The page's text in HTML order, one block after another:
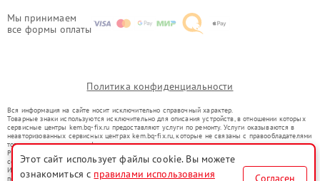
Мы принимаем
все формы оплаты
Политика конфиденциальности
Вся информация на сайте носит исключительно справочный характер.
Товарные знаки используются исключительно для описания устройств, в отношении которых
сервисные центры kem.bq-fix.ru предоставляют услуги по ремонту. Услуги оказываются в
неавторизованных сервисных центрах kem.bq-fix.ru, которые не связаны с правообладателями
товарных знаков или их официальными представителями.
Ремонт осуществляется для устройств, уже введенных в гражданский оборот в соответствии
со статьей 1487 ГК РФ.
Использование товарных знаков не преследует цели индивидуализации услуг или введения
потребителей в заблуждение, а служит для информирования о предоставляемых услугах по
Этот сайт использует файлы cookie. Вы можете
ознакомиться с правилами использования Согласен